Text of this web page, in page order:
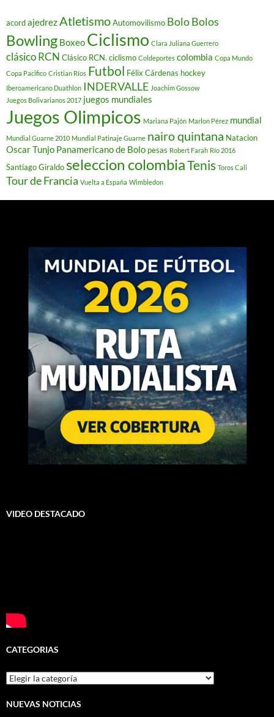
acordajedrez AtletismoAutomovilismo BoloBolos
Bowling Boxeo Ciclismo Clara Juliana Guerrero
clásico RCN Clásico RCN. ciclismo Coldeportes colombia Copa Mundo
Copa Pacifico Cristian Ríos Futbol Félix Cárdenas hockey
Iberoamericano Duathlon INDERVALLE Joachim Gossow
Juegos Bolivarianos 2017 juegos mundiales
Juegos Olimpicos Mariana Pajón Marlon Pérez mundial
Mundial Guarne 2010 Mundial Patinaje Guarne nairo quintana Natacion
Oscar Tunjo Panamericano de Bolo pesas Robert Farah Río 2016
Santiago Giraldo seleccion colombiaTenis Toros Cali
Tour de Francia Vuelta a España Wimbledon
VIDEO DESTACADO
CATEGORIAS
Categorias
NUEVAS NOTICIAS